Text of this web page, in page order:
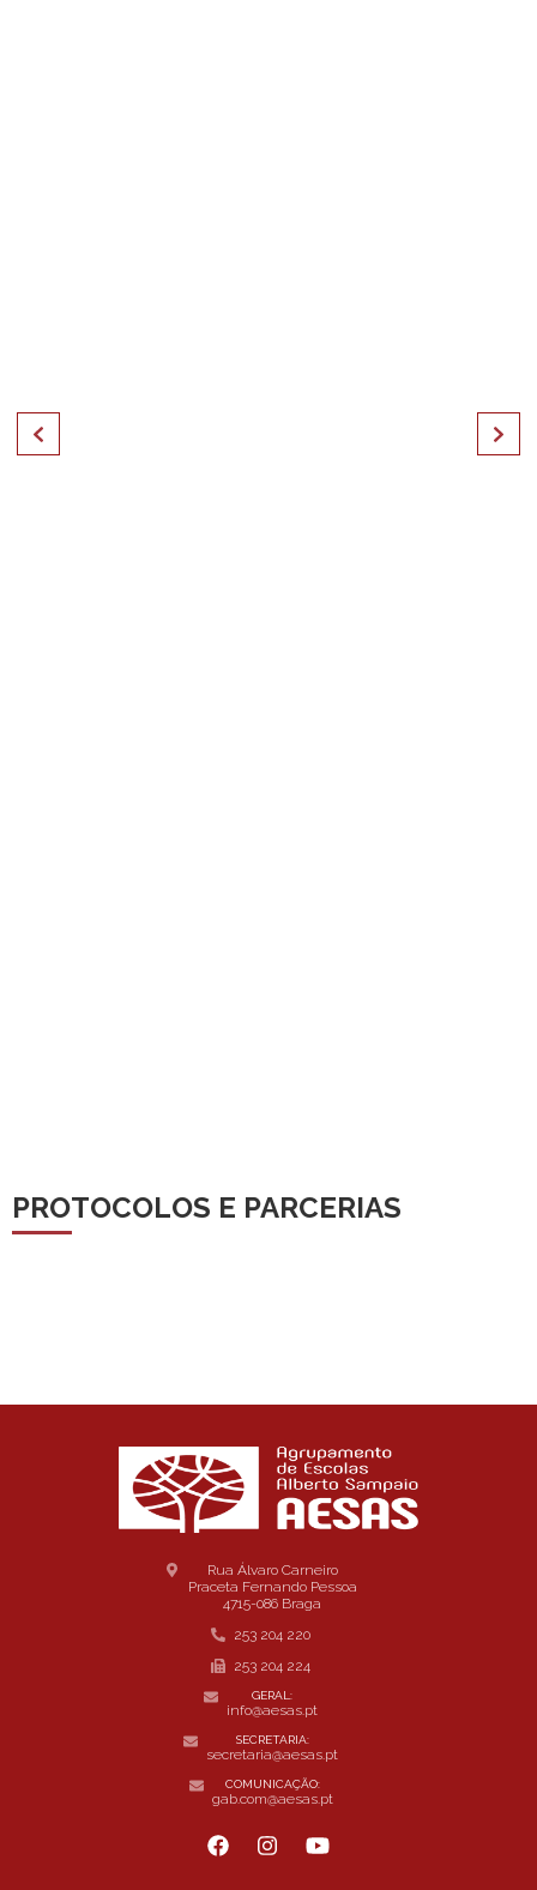
PROTOCOLOS E PARCERIAS
Rua Álvaro Carneiro
Praceta Fernando Pessoa
4715-086 Braga
253 204 220
253 204 224
GERAL:
info@aesas.pt
SECRETARIA:
secretaria@aesas.pt
COMUNICAÇÃO:
gab.com@aesas.pt